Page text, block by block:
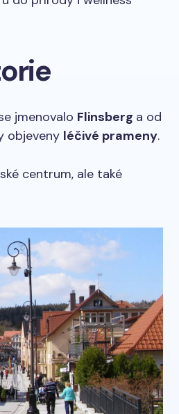
jmenovalo Flinsberg a od
objeveny léčivé prameny.
centrum, ale také